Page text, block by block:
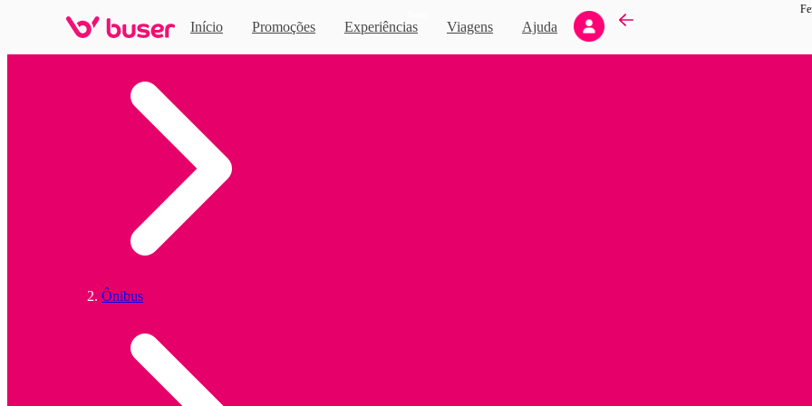
Início Promoções Experiências Viagens Ajuda
Ônibus